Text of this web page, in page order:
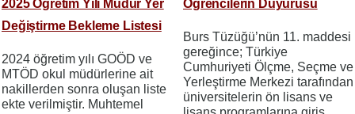
2025 Öğretim Yılı Müdür Yer
Değiştirme Bekleme Listesi
2024 öğretim yılı GOÖD ve
MTÖD okul müdürlerine ait
nakillerden sonra oluşan liste
ekte verilmiştir. Muhtemel
Öğrencilerin Duyurusu
Burs Tüzüğü’nün 11. maddesi
gereğince; Türkiye
Cumhuriyeti Ölçme, Seçme ve
Yerleştirme Merkezi tarafından
üniversitelerin ön lisans ve